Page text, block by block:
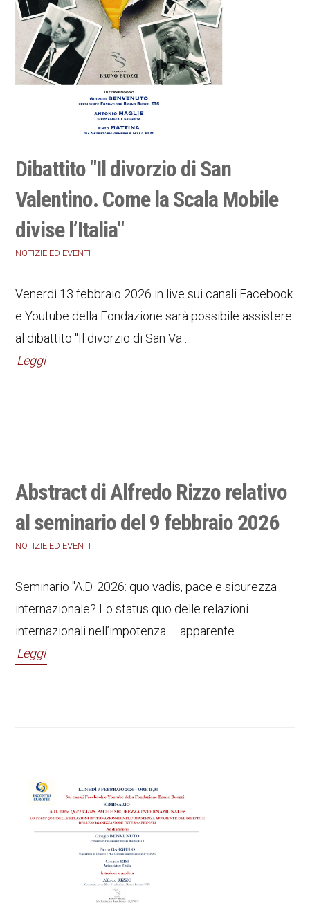
Dibattito "Il divorzio di San
Valentino. Come la Scala Mobile
divise l’Italia"
NOTIZIE ED EVENTI
Venerdì 13 febbraio 2026 in live sui canali Facebook
e Youtube della Fondazione sarà possibile assistere
al dibattito "Il divorzio di San Va ...
Leggi
Abstract di Alfredo Rizzo relativo
al seminario del 9 febbraio 2026
NOTIZIE ED EVENTI
Seminario "A.D. 2026: quo vadis, pace e sicurezza
internazionale? Lo status quo delle relazioni
internazionali nell’impotenza – apparente – ...
Leggi